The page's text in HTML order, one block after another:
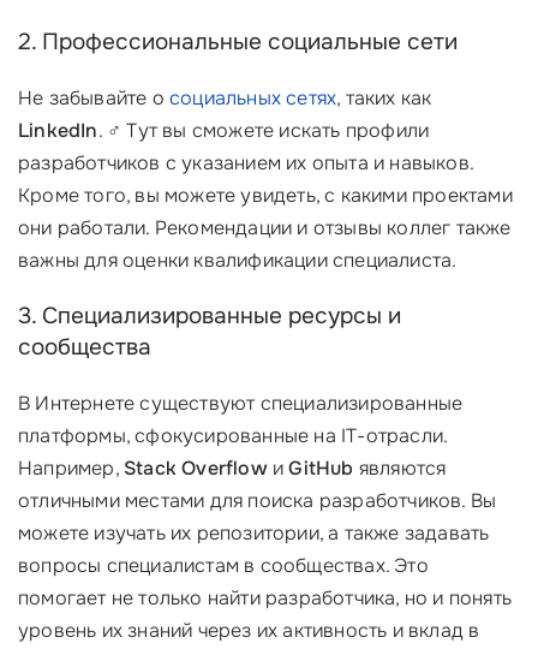
2. Профессиональные социальные сети
Не забывайте о социальных сетях, таких как
LinkedIn. ‍♂️ Тут вы сможете искать профили
разработчиков с указанием их опыта и навыков.
Кроме того, вы можете увидеть, с какими проектами
они работали. Рекомендации и отзывы коллег также
важны для оценки квалификации специалиста.
3. Специализированные ресурсы и
сообщества
В Интернете существуют специализированные
платформы, сфокусированные на IT-отрасли.
Например, Stack OverflowиGitHub являются
отличными местами для поиска разработчиков. Вы
можете изучать их репозитории, а также задавать
вопросы специалистам в сообществах. Это
помогает не только найти разработчика, но и понять
уровень их знаний через их активность и вклад в